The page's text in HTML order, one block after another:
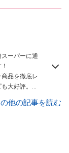
ーパーに通
！
品を徹底レ
大好評。時
他の記事を読む